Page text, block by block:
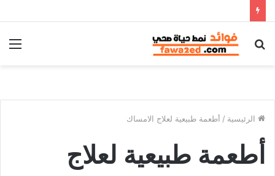
بحث
الرئيسية / أطعمة طبيعية لعلاج الامساك
أطعمة طبيعية لعلاج